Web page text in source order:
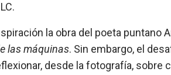
la obra del poeta puntano
las máquinas. Sin embargo, el
desde la fotografía, sobre